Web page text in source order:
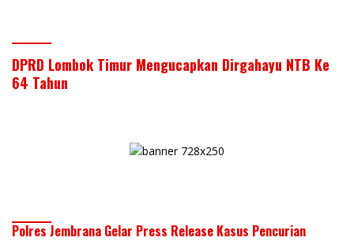
DPRD Lombok Timur Mengucapkan Dirgahayu NTB Ke
64 Tahun
Polres Jembrana Gelar Press Release Kasus Pencurian